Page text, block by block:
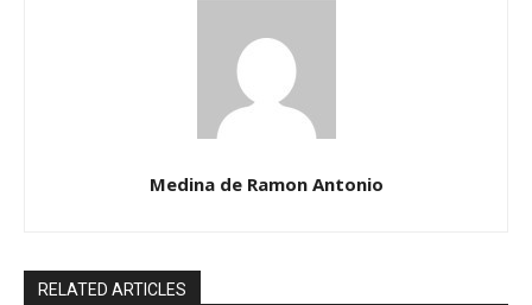
Medina de Ramon Antonio
RELATED ARTICLES